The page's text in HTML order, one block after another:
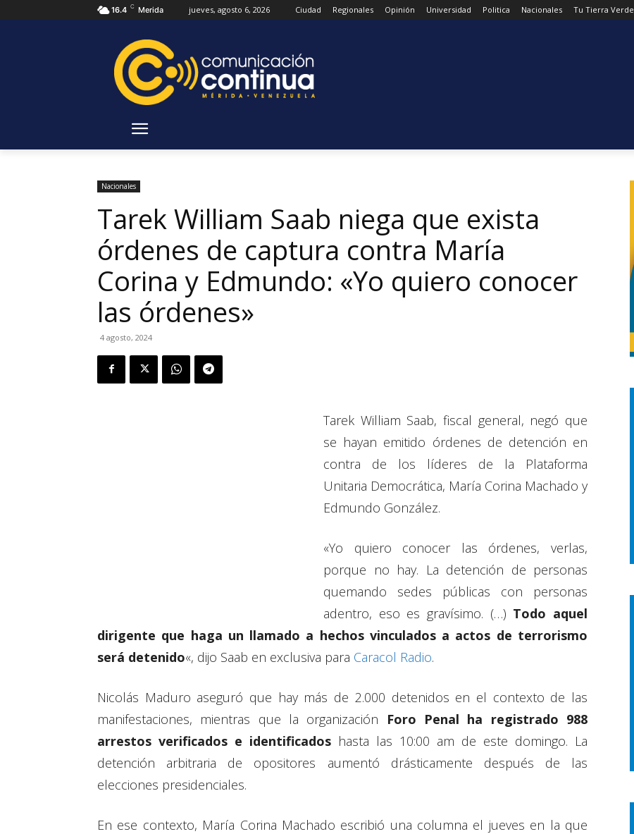
16.4 C Merida jueves, agosto 6, 2026 Ciudad Regionales Opinión Universidad Politica Nacionales Tu Tierra Verde
Nacionales
Tarek William Saab niega que exista
órdenes de captura contra María
Corina y Edmundo: «Yo quiero conocer
las órdenes»
4 agosto, 2024
Tarek William Saab, fiscal general, negó que
se hayan emitido órdenes de detención en
contra de los líderes de la Plataforma
Unitaria Democrática, María Corina Machado y
Edmundo González.
«Yo quiero conocer las órdenes, verlas,
porque no hay. La detención de personas
quemando sedes públicas con personas
adentro, eso es gravísimo. (…) Todo aquel
dirigente que haga un llamado a hechos vinculados a actos de terrorismo
será detenido«, dijo Saab en exclusiva para Caracol Radio.
Nicolás Maduro aseguró que hay más de 2.000 detenidos en el contexto de las
manifestaciones, mientras que la organización Foro Penal ha registrado 988
arrestos verificados e identificados hasta las 10:00 am de este domingo. La
detención arbitraria de opositores aumentó drásticamente después de las
elecciones presidenciales.
En ese contexto, María Corina Machado escribió una columna el jueves en la que